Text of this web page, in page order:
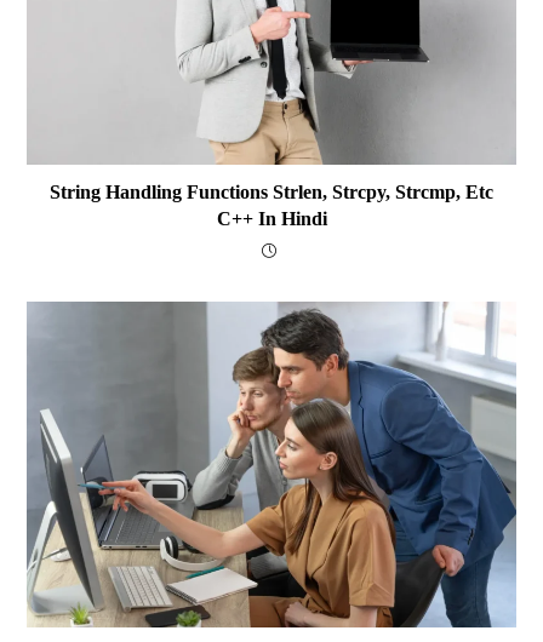
String Handling Functions Strlen, Strcpy, Strcmp, Etc
C++ In Hindi